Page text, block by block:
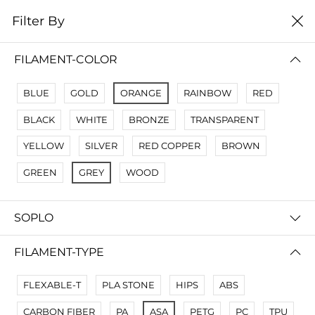
0
No Results
Not Found Filters1
Not Found Filters2
Filter By
FILAMENT-COLOR
BLUE GOLD ORANGE RAINBOW RED
BLACK WHITE BRONZE TRANSPARENT
YELLOW SILVER RED COPPER BROWN
GREEN GREY WOOD
SOPLO
FILAMENT-TYPE
FLEXABLE-T PLA STONE HIPS ABS
CARBON FIBER PA ASA PETG PC TPU